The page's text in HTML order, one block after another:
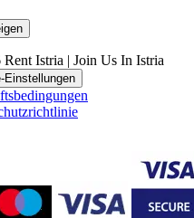
Istria | Join Us In Istria
Einstellungen